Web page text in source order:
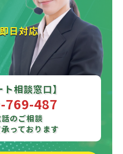
日対応
ト相談窓口】
769-487
のご相談
っております